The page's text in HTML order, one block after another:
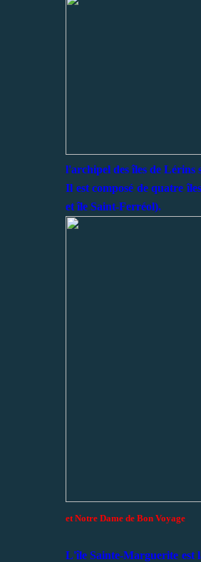
l'archipel des îles de Lérins
Il est composé de quatre
et île Saint-Ferréol).
et Notre Dame de Bon Voyage
L'île Sainte-Marguerite est